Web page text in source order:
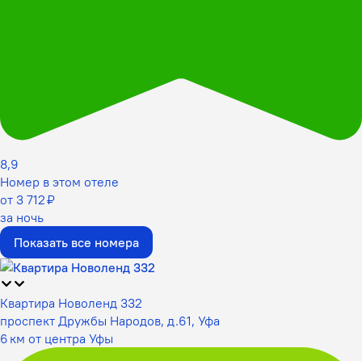
8,9
Номер в этом отеле
от 3 712 ₽
за ночь
Показать все номера
Квартира Новоленд 332
проспект Дружбы Народов, д.61, Уфа
6 км от центра Уфы